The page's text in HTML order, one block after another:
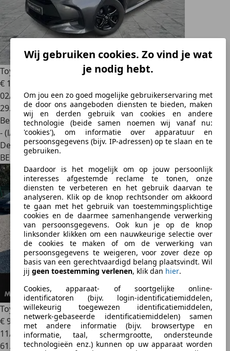
Wij gebruiken cookies. Zo vind je wat
je nodig hebt.
Om jou een zo goed mogelijke gebruikerservaring met
de door ons aangeboden diensten te bieden, maken
wij en derden gebruik van cookies en andere
technologie (beide samen noemen wij vanaf nu:
'cookies'), om informatie over apparatuur en
persoonsgegevens (bijv. IP-adressen) op te slaan en te
gebruiken.
Daardoor is het mogelijk om op jouw persoonlijk
interesses afgestemde reclame te tonen, onze
diensten te verbeteren en het gebruik daarvan te
analyseren. Klik op de knop rechtsonder om akkoord
te gaan met het gebruik van toestemmingsplichtige
cookies en de daarmee samenhangende verwerking
van persoonsgegevens. Ook kun je op de knop
linksonder klikken om een nauwkeurige selectie over
de cookies te maken of om de verwerking van
persoonsgegevens te weigeren, voor zover deze op
basis van een gerechtvaardigd belang plaatsvindt. Wil
jij geen toestemming verlenen, klik dan hier.
Cookies, apparaat- of soortgelijke online-
identificatoren (bijv. login-identificatiemiddelen,
willekeurig toegewezen identificatiemiddelen,
netwerk-gebaseerde identificatiemiddelen) samen
met andere informatie (bijv. browsertype en
informatie, taal, schermgrootte, ondersteunde
technologieën enz.) kunnen op uw apparaat worden
Toyota Yaris
1.5 Benzine MT Dynamic + Alu Velgen
€ 17.495
02/2023
29.056 km
Benzine
- (l/100 km)
Dealer
BE 9940
Toyota Yaris- Premier Propriétaire
€ 9.950
11/2014
61.760 km